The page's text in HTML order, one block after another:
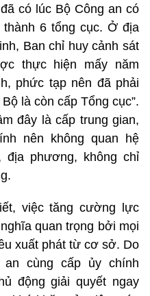
có lúc Bộ Công an có
6 tổng cục. Ở địa
Ban chỉ huy cảnh sát
thực hiện mấy năm
phức tạp nên đã phải
là còn cấp Tổng cục”.
đây là cấp trung gian,
nên không quan hệ
phương, không chỉ
việc tăng cường lực
quan trọng bởi mọi
xuất phát từ cơ sở. Do
cùng cấp ủy chính
động giải quyết ngay